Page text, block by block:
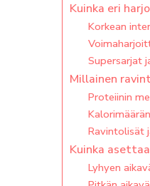
Kuinka eri
Korkean
Supersarjat
Millainen
Proteiinin
Ravintolisät
Kuinka
Lyhyen